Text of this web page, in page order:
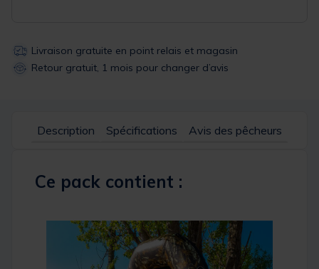
Livraison gratuite en point relais et magasin
Retour gratuit, 1 mois pour changer d’avis
Description Spécifications Avis des pêcheurs
Ce pack contient :